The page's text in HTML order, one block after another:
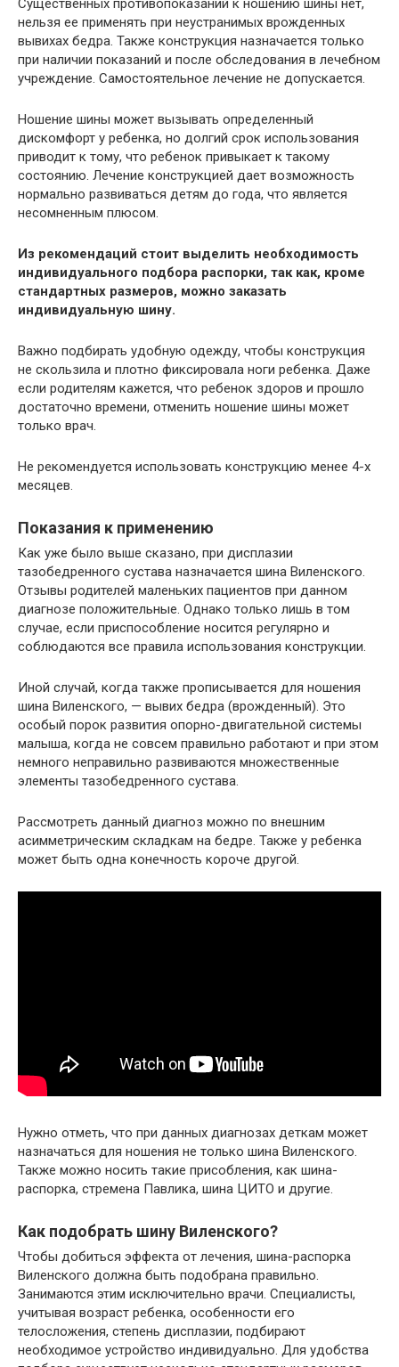
нельзя ее применять при неустранимых врожденных
вывихах бедра. Также конструкция назначается только
при наличии показаний и после обследования в лечебном
учреждение. Самостоятельное лечение не допускается.
Ношение шины может вызывать определенный
дискомфорт у ребенка, но долгий срок использования
приводит к тому, что ребенок привыкает к такому
состоянию. Лечение конструкцией дает возможность
нормально развиваться детям до года, что является
несомненным плюсом.
Из рекомендаций стоит выделить необходимость
индивидуального подбора распорки, так как, кроме
стандартных размеров, можно заказать
индивидуальную шину.
Важно подбирать удобную одежду, чтобы конструкция
не скользила и плотно фиксировала ноги ребенка. Даже
если родителям кажется, что ребенок здоров и прошло
достаточно времени, отменить ношение шины может
только врач.
Не рекомендуется использовать конструкцию менее 4-х
месяцев.
Показания к применению
Как уже было выше сказано, при дисплазии
тазобедренного сустава назначается шина Виленского.
Отзывы родителей маленьких пациентов при данном
диагнозе положительные. Однако только лишь в том
случае, если приспособление носится регулярно и
соблюдаются все правила использования конструкции.
Иной случай, когда также прописывается для ношения
шина Виленского, — вывих бедра (врожденный). Это
особый порок развития опорно-двигательной системы
малыша, когда не совсем правильно работают и при этом
немного неправильно развиваются множественные
элементы тазобедренного сустава.
Рассмотреть данный диагноз можно по внешним
асимметрическим складкам на бедре. Также у ребенка
может быть одна конечность короче другой.
Нужно отметь, что при данных диагнозах деткам может
назначаться для ношения не только шина Виленского.
Также можно носить такие присобления, как шина-
распорка, стремена Павлика, шина ЦИТО и другие.
Как подобрать шину Виленского?
Чтобы добиться эффекта от лечения, шина-распорка
Виленского должна быть подобрана правильно.
Занимаются этим исключительно врачи. Специалисты,
учитывая возраст ребенка, особенности его
телосложения, степень дисплазии, подбирают
необходимое устройство индивидуально. Для удобства